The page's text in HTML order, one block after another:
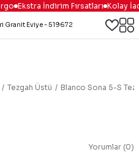
Ekstra İndirim Fırsatları Kolay
Tezgah Üstü Blanco Sona 5-S
Yorumlar (0)